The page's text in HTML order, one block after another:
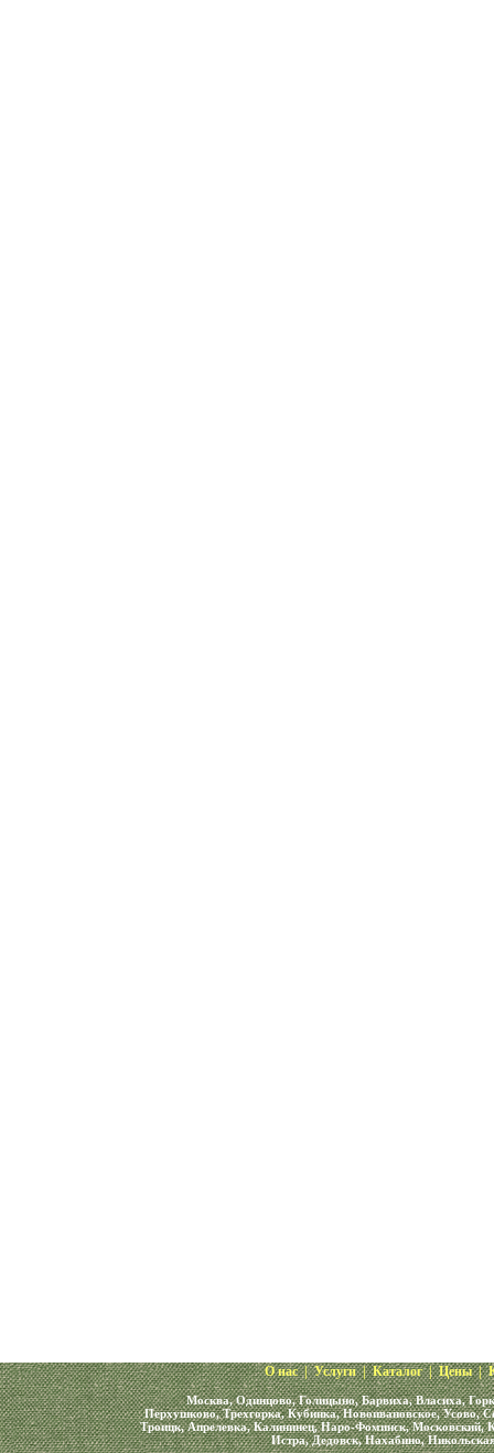
О нас|Услуги|Каталог|Цены|
Москва, Одинцово, Голицыно, Барвиха, Власиха,
Перхушково, Трехгорка, Кубинка, Новоивановское, Усово,
Троицк, Апрелевка, Калининец, Наро-Фоминск, Московский,
Истра, Дедовск, Нахабино,